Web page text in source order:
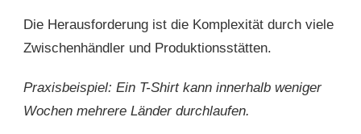
Die Herausforderung ist die Komplexität durch viele
Zwischenhändler und Produktionsstätten.
Praxisbeispiel: Ein T-Shirt kann innerhalb weniger
Wochen mehrere Länder durchlaufen.